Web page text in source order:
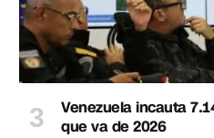
Venezuela incauta
que va de 2026